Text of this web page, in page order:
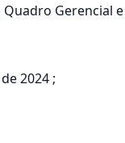
Gerencial
2024 ;